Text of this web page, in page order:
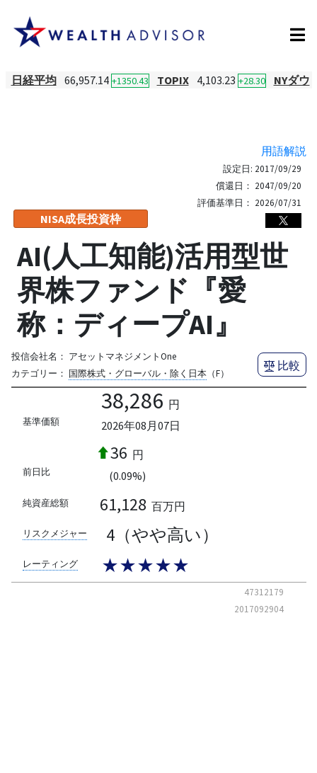
日経平均 66,957.14 +1350.43 TOPIX 4,103.23 +28.30 NYダウ
用語解説
NISA成長投資枠
設定日: 2017/09/29
償還日： 2047/09/20
評価基準日： 2026/07/31
AI(人工知能)活用型世
界株ファンド『愛
称：ディープAI』
投信会社名： アセットマネジメントOne
カテゴリー： 国際株式・グローバル・除く日本（F）
比較
基準価額
38,286 円
2026年08月07日
前日比
36 円
(0.09%)
純資産総額 61,128 百万円
リスクメジャー 4（やや高い）
レーティング ★★★★★
47312179
2017092904